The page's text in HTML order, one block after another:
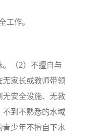
工作。
。（2）不擅自与
家长或教师带领
安全设施、无救
到不熟悉的水域
少年不擅自下水